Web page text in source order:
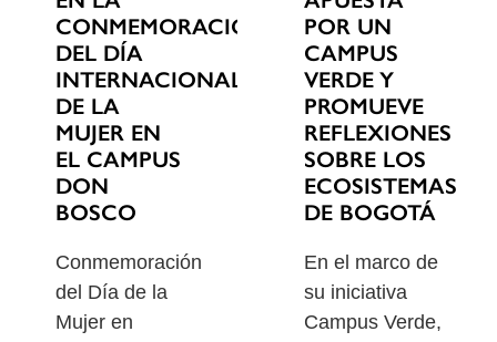
CONMEMORACIÓN
DEL DÍA
INTERNACIONAL
DE LA
MUJER EN
EL CAMPUS
DON
BOSCO
Conmemoración
del Día de la
Mujer en
POR UN
CAMPUS
VERDE Y
PROMUEVE
REFLEXIONES
SOBRE LOS
ECOSISTEMAS
DE BOGOTÁ
En el marco de
su iniciativa
Campus Verde,